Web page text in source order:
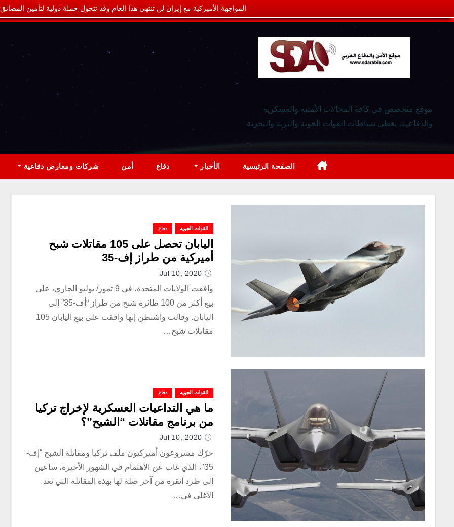
المواجهة الأميركية مع إيران لن تنتهي هذا العام وقد تتحول حملة دولية لتأمين المضائق
موقع متخصص في كافة المجالات الأمنية والعسكرية
والدفاعية، يغطي نشاطات القوات الجوية والبرية والبحرية
الصفحة الرئيسية الأخبار دفاع أمن شركات ومعارض دفاعية
القوات الجوية دفاع
اليابان تحصل على 105 مقاتلات شبح
أميركية من طراز إف-35
Jul 10, 2020
وافقت الولايات المتحدة، في 9 تموز/ يوليو الجاري، على
بيع أكثر من 100 طائرة شبح من طراز “أف-35” إلى
اليابان. وقالت واشنطن إنها وافقت على بيع اليابان 105
مقاتلات شبح…
القوات الجوية دفاع
ما هي التداعيات العسكرية لإخراج تركيا
من برنامج مقاتلات “الشبح”؟
Jul 10, 2020
حرّك مشروعون أميركيون ملف تركيا ومقاتلة الشبح “إف-
35″، الذي غاب عن الاهتمام في الشهور الأخيرة، ساعين
إلى طرد أنقرة من آخر صلة لها بهذه المقاتلة التي تعد
الأغلى في…